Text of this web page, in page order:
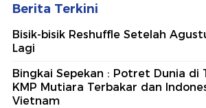
Berita Terkini
Bisik-bisik Reshuffle Setelah
Lagi
Bingkai Sepekan : Potret Dunia di
KMP Mutiara Terbakar dan
Vietnam